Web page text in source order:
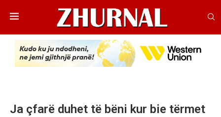
Ja çfarë duhet të bëni kur bie tërmet